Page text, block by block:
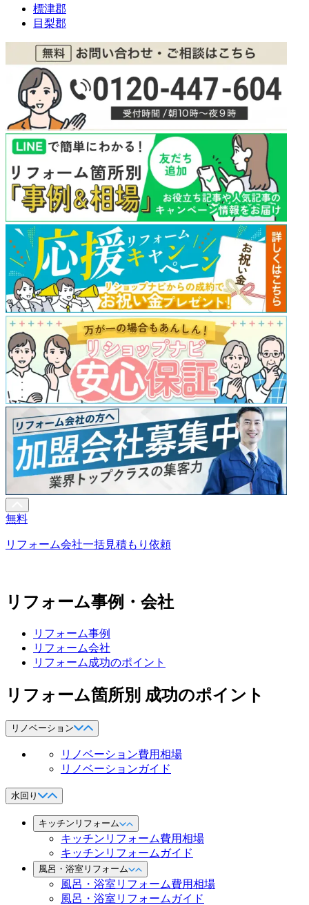
標津郡
目梨郡
無料
リフォーム会社一括見積もり依頼
リフォーム事例・会社
リフォーム事例
リフォーム会社
リフォーム成功のポイント
リフォーム箇所別 成功のポイント
リノベーション
リノベーション費用相場
リノベーションガイド
水回り
キッチンリフォーム
キッチンリフォーム費用相場
キッチンリフォームガイド
風呂・浴室リフォーム
風呂・浴室リフォーム費用相場
風呂・浴室リフォームガイド